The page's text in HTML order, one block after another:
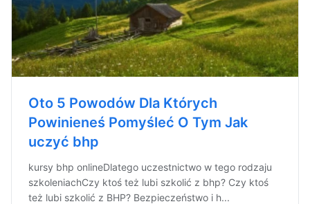
Oto 5 Powodów Dla Których
Powinieneś Pomyśleć O Tym Jak
uczyć bhp
kursy bhp onlineDlatego uczestnictwo w tego rodzaju
szkoleniachCzy ktoś też lubi szkolić z bhp? Czy ktoś
też lubi szkolić z BHP? Bezpieczeństwo i h...